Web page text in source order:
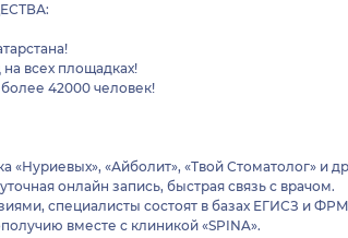
всех площадках!
42000 человек!
«Айболит», «Твой Стоматолог» и
онлайн запись, быстрая связь с врачом.
специалисты состоят в базах ЕГИСЗ и
вместе с клиникой «SPINA».